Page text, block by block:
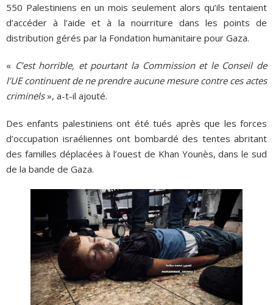
550 Palestiniens en un mois seulement alors qu’ils tentaient
d’accéder à l’aide et à la nourriture dans les points de
distribution gérés par la Fondation humanitaire pour Gaza.
« C’est horrible, et pourtant la Commission et le Conseil de
l’UE continuent de ne prendre aucune mesure contre ces actes
criminels», a-t-il ajouté.
Des enfants palestiniens ont été tués après que les forces
d’occupation israéliennes ont bombardé des tentes abritant
des familles déplacées à l’ouest de Khan Younès, dans le sud
de la bande de Gaza.